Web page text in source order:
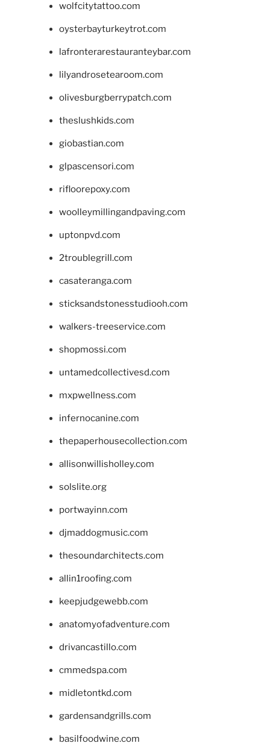
wolfcitytattoo.com
oysterbayturkeytrot.com
lafronterarestauranteybar.com
lilyandrosetearoom.com
olivesburgberrypatch.com
theslushkids.com
giobastian.com
glpascensori.com
rifloorepoxy.com
woolleymillingandpaving.com
uptonpvd.com
2troublegrill.com
casateranga.com
sticksandstonesstudiooh.com
walkers-treeservice.com
shopmossi.com
untamedcollectivesd.com
mxpwellness.com
infernocanine.com
thepaperhousecollection.com
allisonwillisholley.com
solslite.org
portwayinn.com
djmaddogmusic.com
thesoundarchitects.com
allin1roofing.com
keepjudgewebb.com
anatomyofadventure.com
drivancastillo.com
cmmedspa.com
midletontkd.com
gardensandgrills.com
basilfoodwine.com